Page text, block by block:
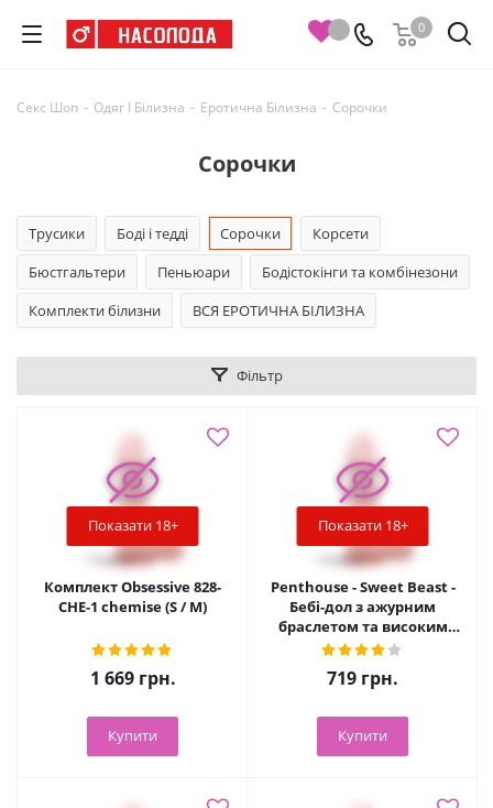
0
Секс Шоп - Одяг І Білизна - Еротична Білизна - Сорочки
Сорочки
Фільтр
Показати 18+
Комплект Obsessive 828-
CHE-1 chemise (S / M)
1 669грн.
Купити
Показати 18+
Penthouse - Sweet Beast -
Бебі-дол з ажурним
браслетом та високим
розрізом, L/XL (білий)
719 грн.
Купити
Трусики Боді і тедді Сорочки
Корсети
Бюстгальтери
Пеньюари
Бодістокінги та комбінезони
Комплекти білизни
ВСЯ ЕРОТИЧНА БІЛИЗНА